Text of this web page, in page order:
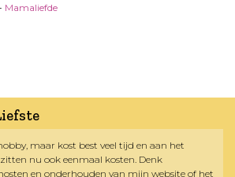
Mamaliefde
maar kost best veel tijd en aan het
nu ook eenmaal kosten. Denk
en onderhouden van mijn website of het